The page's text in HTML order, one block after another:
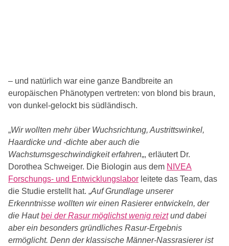
– und natürlich war eine ganze Bandbreite an
europäischen Phänotypen vertreten: von blond bis braun,
von dunkel-gelockt bis südländisch.
„Wir wollten mehr über Wuchsrichtung, Austrittswinkel,
Haardicke und -dichte aber auch die
Wachstumsgeschwindigkeit erfahren„, erläutert Dr.
Dorothea Schweiger. Die Biologin aus dem NIVEA
Forschungs- und Entwicklungslabor leitete das Team, das
die Studie erstellt hat. „Auf Grundlage unserer
Erkenntnisse wollten wir einen Rasierer entwickeln, der
die Hautbei der Rasur möglichst wenig reiztund dabei
aber ein besonders gründliches Rasur-Ergebnis
ermöglicht. Denn der klassische Männer-Nassrasierer ist